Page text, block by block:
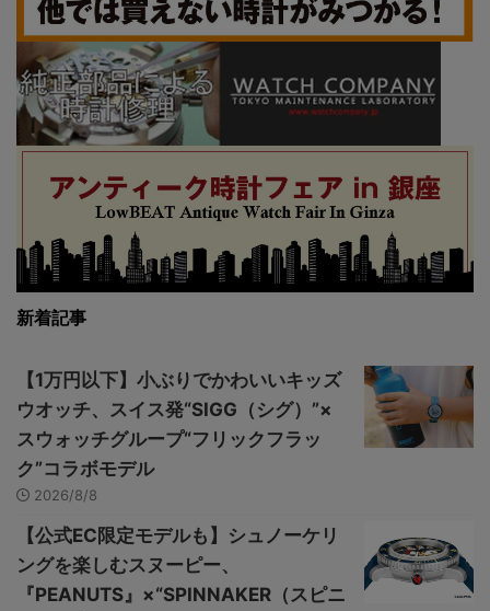
新着記事
【1万円以下】小ぶりでかわいいキッズ
ウオッチ、スイス発“SIGG（シグ）”×
スウォッチグループ“フリックフラッ
ク”コラボモデル
2026/8/8
【公式EC限定モデルも】シュノーケリ
ングを楽しむスヌーピー、
『PEANUTS』×“SPINNAKER（スピニ